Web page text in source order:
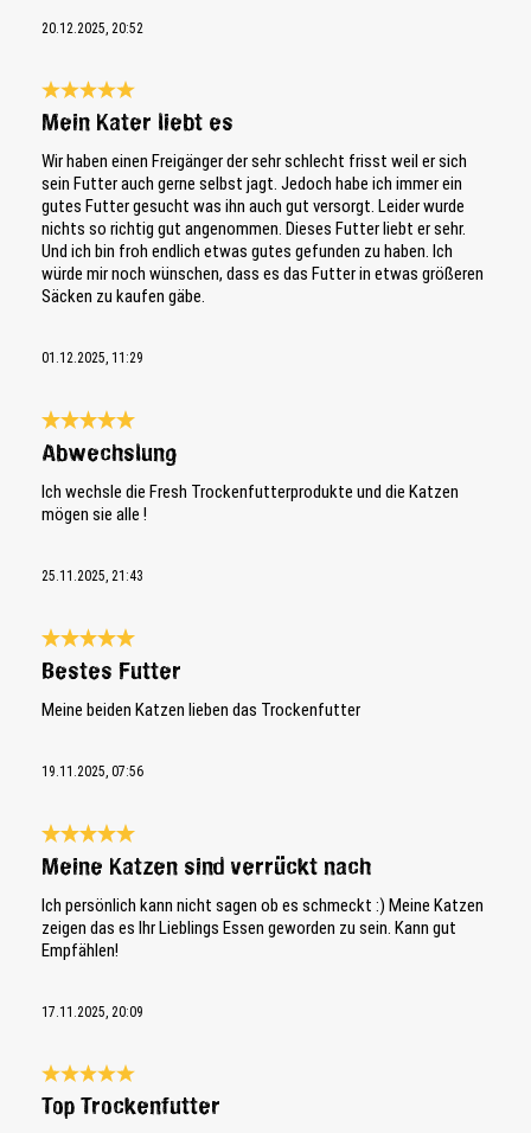
20.12.2025, 20:52
Bewertung mit 5 von 5 Sternen
Mein Kater liebt es
Wir haben einen Freigänger der sehr schlecht frisst weil er sich
sein Futter auch gerne selbst jagt. Jedoch habe ich immer ein
gutes Futter gesucht was ihn auch gut versorgt. Leider wurde
nichts so richtig gut angenommen. Dieses Futter liebt er sehr.
Und ich bin froh endlich etwas gutes gefunden zu haben. Ich
würde mir noch wünschen, dass es das Futter in etwas größeren
Säcken zu kaufen gäbe.
01.12.2025, 11:29
Bewertung mit 5 von 5 Sternen
Abwechslung
Ich wechsle die Fresh Trockenfutterprodukte und die Katzen
mögen sie alle !
25.11.2025, 21:43
Bewertung mit 5 von 5 Sternen
Bestes Futter
Meine beiden Katzen lieben das Trockenfutter
19.11.2025, 07:56
Bewertung mit 5 von 5 Sternen
Meine Katzen sind verrückt nach
Ich persönlich kann nicht sagen ob es schmeckt :) Meine Katzen
zeigen das es Ihr Lieblings Essen geworden zu sein. Kann gut
Empfählen!
17.11.2025, 20:09
Bewertung mit 5 von 5 Sternen
Top Trockenfutter